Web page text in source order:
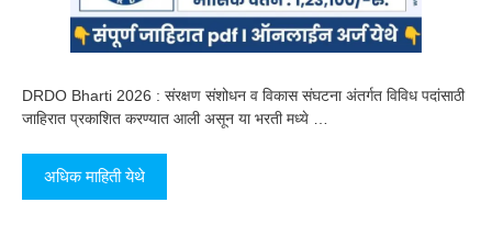
DRDO Bharti 2026 : संरक्षण संशोधन व विकास संघटना अंतर्गत विविध पदांसाठी
जाहिरात प्रकाशित करण्यात आली असून या भरती मध्ये …
अधिक माहिती येथे